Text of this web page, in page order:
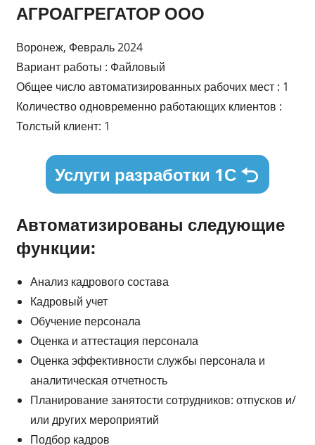
АГРОАГРЕГАТОР ООО
Воронеж, Февраль 2024
Вариант работы : Файловый
Общее число автоматизированных рабочих мест : 1
Количество одновременно работающих клиентов :
Толстый клиент: 1
Услуги разработки 1С
Автоматизированы следующие
функции:
Анализ кадрового состава
Кадровый учет
Обучение персонала
Оценка и аттестация персонала
Оценка эффективности службы персонала и
аналитическая отчетность
Планирование занятости сотрудников: отпусков и/
или других мероприятий
Подбор кадров